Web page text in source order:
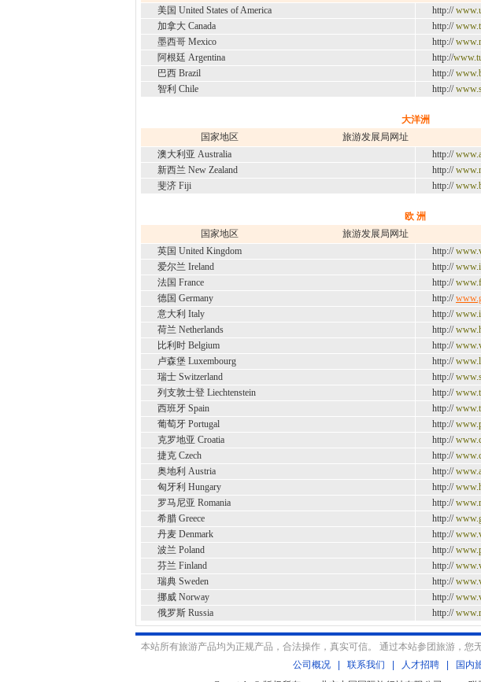
美国 United States of America
http://
加拿大 Canada
http://
墨西哥 Mexico
http://
阿根廷 Argentina
http://
巴西 Brazil
http://
智利 Chile
http://
大洋洲
国家地区
旅游发展局网址
澳大利亚 Australia
http://
新西兰 New Zealand
http://
斐济 Fiji
http://
欧 洲
国家地区
旅游发展局网址
英国 United Kingdom
http://
爱尔兰 Ireland
http://
法国 France
http://
德国 Germany
http://
意大利 Italy
http://
荷兰 Netherlands
http://
比利时 Belgium
http://
卢森堡 Luxembourg
http://
瑞士 Switzerland
http://
列支敦士登 Liechtenstein
http://
西班牙 Spain
http://
葡萄牙 Portugal
http://
克罗地亚 Croatia
http://
捷克 Czech
http://
奥地利 Austria
http://
匈牙利 Hungary
http://
罗马尼亚 Romania
http://
希腊 Greece
http://
丹麦 Denmark
http://
波兰 Poland
http://
芬兰 Finland
http://
瑞典 Sweden
http://
挪威 Norway
http://
俄罗斯 Russia
http://
本站所有旅游产品均为正规产品，合法操作，真实可信。 通过本站参团旅游，
公司概况
联系我们 人才招聘 国内